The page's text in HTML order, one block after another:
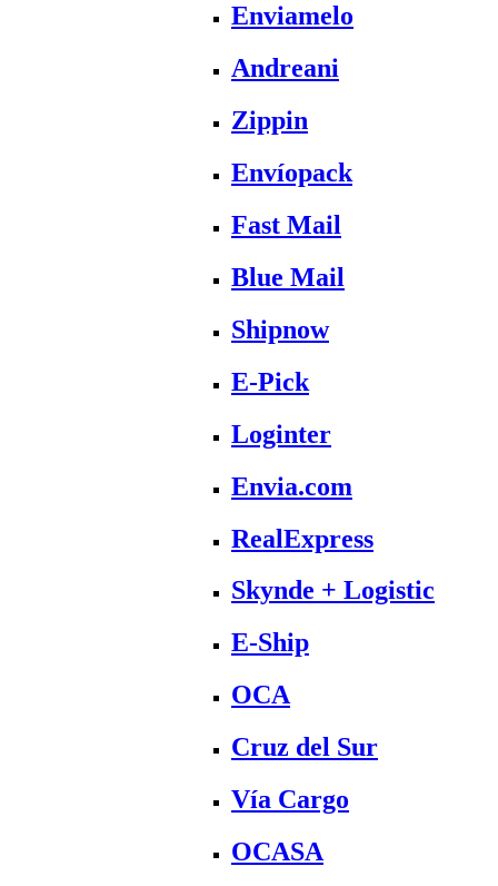
Enviamelo
Andreani
Zippin
Envíopack
Fast Mail
Blue Mail
Shipnow
E-Pick
Loginter
Envia.com
RealExpress
Skynde + Logistic
E-Ship
OCA
Cruz del Sur
Vía Cargo
OCASA